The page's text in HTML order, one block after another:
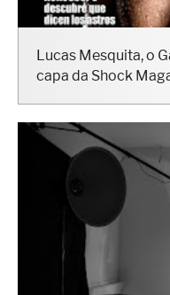
Lucas Mesquita, o
capa da Shock